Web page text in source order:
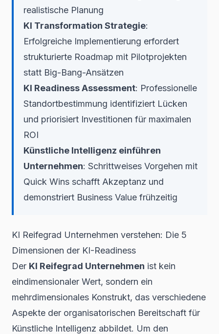
realistische Planung
KI Transformation Strategie:
Erfolgreiche Implementierung erfordert
strukturierte Roadmap mit Pilotprojekten
statt Big-Bang-Ansätzen
KI Readiness Assessment: Professionelle
Standortbestimmung identifiziert Lücken
und priorisiert Investitionen für maximalen
ROI
Künstliche Intelligenz einführen
Unternehmen: Schrittweises Vorgehen mit
Quick Wins schafft Akzeptanz und
demonstriert Business Value frühzeitig
KI Reifegrad Unternehmen verstehen: Die 5
Dimensionen der KI-Readiness
Der KI Reifegrad Unternehmen ist kein
eindimensionaler Wert, sondern ein
mehrdimensionales Konstrukt, das verschiedene
Aspekte der organisatorischen Bereitschaft für
Künstliche Intelligenz abbildet. Um den